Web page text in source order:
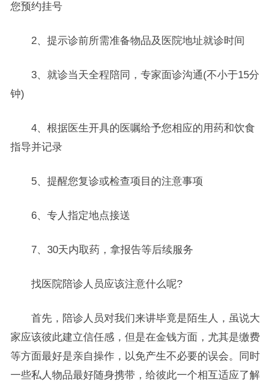
您预约挂号
2、提示诊前所需准备物品及医院地址就诊时间
3、就诊当天全程陪同，专家面诊沟通(不小于15分
钟)
4、根据医生开具的医嘱给予您相应的用药和饮食
指导并记录
5、提醒您复诊或检查项目的注意事项
6、专人指定地点接送
7、30天内取药，拿报告等后续服务
找医院陪诊人员应该注意什么呢?
首先，陪诊人员对我们来讲毕竟是陌生人，虽说大
家应该彼此建立信任感，但是在金钱方面，尤其是缴费
等方面最好是亲自操作，以免产生不必要的误会。同时
一些私人物品最好随身携带，给彼此一个相互适应了解